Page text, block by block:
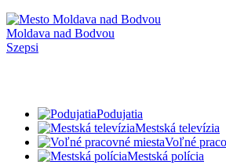
Moldava nad Bodvou
Szepsi
Podujatia
Mestská televízia
Voľné
Mestská polícia